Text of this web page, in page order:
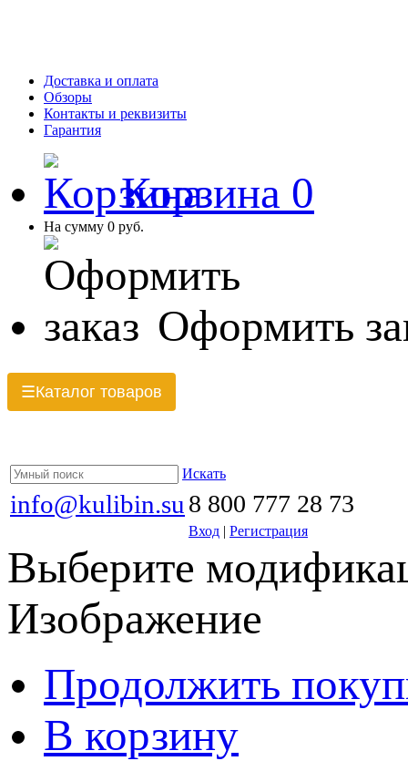
Доставка и оплата
Обзоры
Контакты и реквизиты
Гарантия
Корзина 0
На сумму 0 руб.
Оформить
☰Каталог товаров
Искать
info@kulibin.su 8 800 777 28 73
Вход | Регистрация
Выберите
Изображение
Продолжить
В корзину